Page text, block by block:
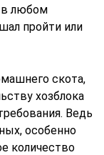
в любом
пройти или
скота,
хозблока
Ведь
особенно
количество